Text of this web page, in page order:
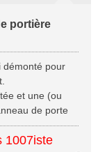
portière
démonté pour
et une (ou
de porte
1007iste